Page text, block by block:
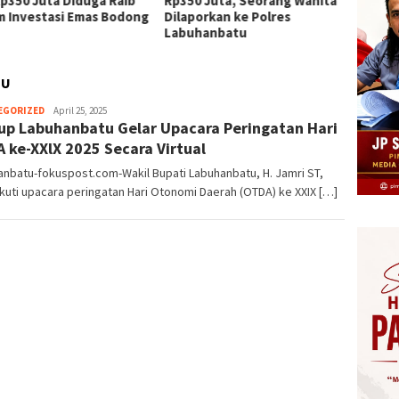
Investasi Emas Bodong
Dilaporkan ke Polres
Labuhanbatu
Warga
Herman.
Damanik
April 25, 2025
Labuhanbatu Gelar Upacara Peringatan Hari
ke-XXlX 2025 Secara Virtual
fokuspost.com-Wakil Bupati Labuhanbatu, H. Jamri ST,
upacara peringatan Hari Otonomi Daerah (OTDA) ke XXIX […]